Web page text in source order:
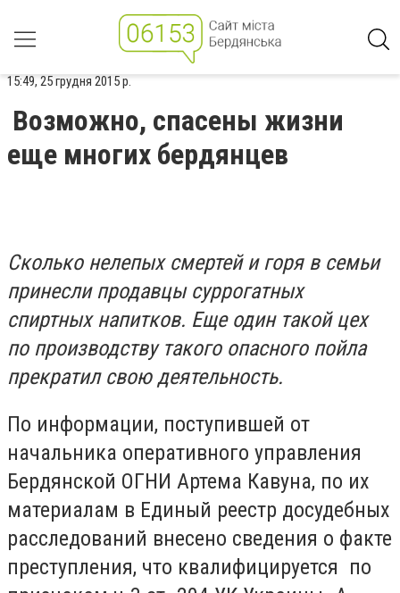
15:49, 25 грудня 2015 р.
Возможно, спасены жизни
еще многих бердянцев
Сколько нелепых смертей и горя в семьи
принесли продавцы суррогатных
спиртных напитков. Еще один такой цех
по производству такого опасного пойла
прекратил свою деятельность.
По информации, поступившей от
начальника оперативного управления
Бердянской ОГНИ Артема Кавуна, по их
материалам в Единый реестр досудебных
расследований внесено сведения о факте
преступления, что квалифицируется по